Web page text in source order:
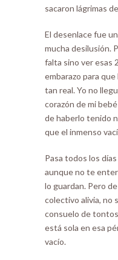
sacaron lágrimas
El desenlace fue
mucha desilusión.
falta sino ver esas
embarazo para
tan real. Yo no
corazón de mi
de haberlo tenido
que el inmenso
Pasa todos los
aunque no te
lo guardan. Pero
colectivo alivia, no
consuelo de
está sola en esa
vacío.